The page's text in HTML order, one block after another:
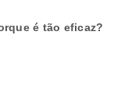
é tão eficaz?